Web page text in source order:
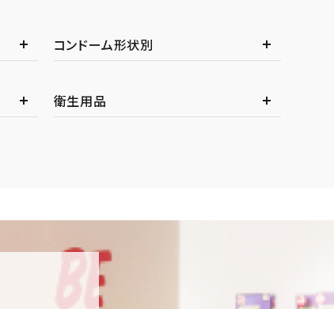
コンドーム形状別
衛生用品